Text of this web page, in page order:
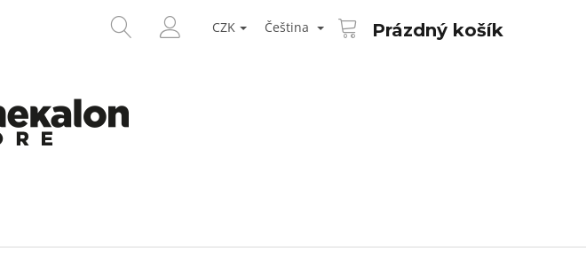
HLEDAT
CZK Čeština NÁKUPNÍ
KOŠÍK
Prázdný košík